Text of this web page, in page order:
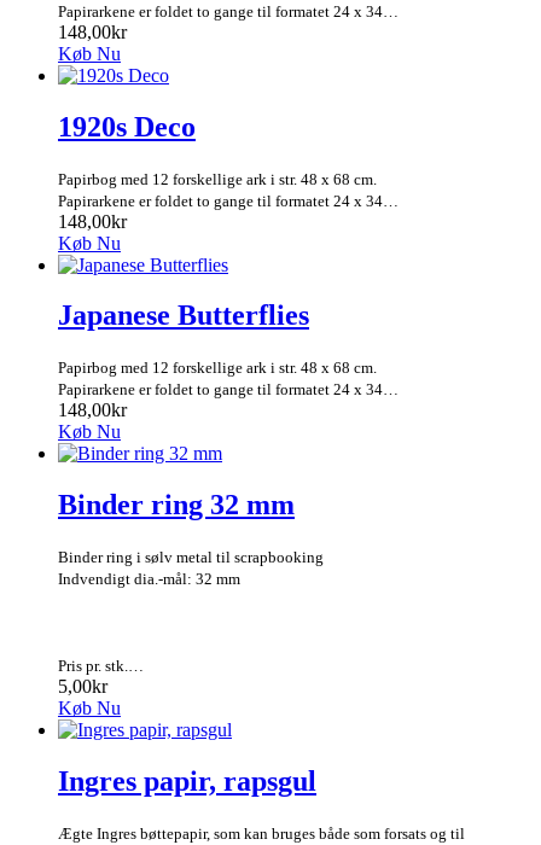
Papirarkene er foldet to gange til formatet 24 x 34…
148,00kr
Køb Nu
1920s Deco
Papirbog med 12 forskellige ark i str. 48 x 68 cm.
Papirarkene er foldet to gange til formatet 24 x 34…
148,00kr
Køb Nu
Japanese Butterflies
Papirbog med 12 forskellige ark i str. 48 x 68 cm.
Papirarkene er foldet to gange til formatet 24 x 34…
148,00kr
Køb Nu
Binder ring 32 mm
Binder ring i sølv metal til scrapbooking
Indvendigt dia.-mål: 32 mm
Pris pr. stk.…
5,00kr
Køb Nu
Ingres papir, rapsgul
Ægte Ingres bøttepapir, som kan bruges både som forsats og til